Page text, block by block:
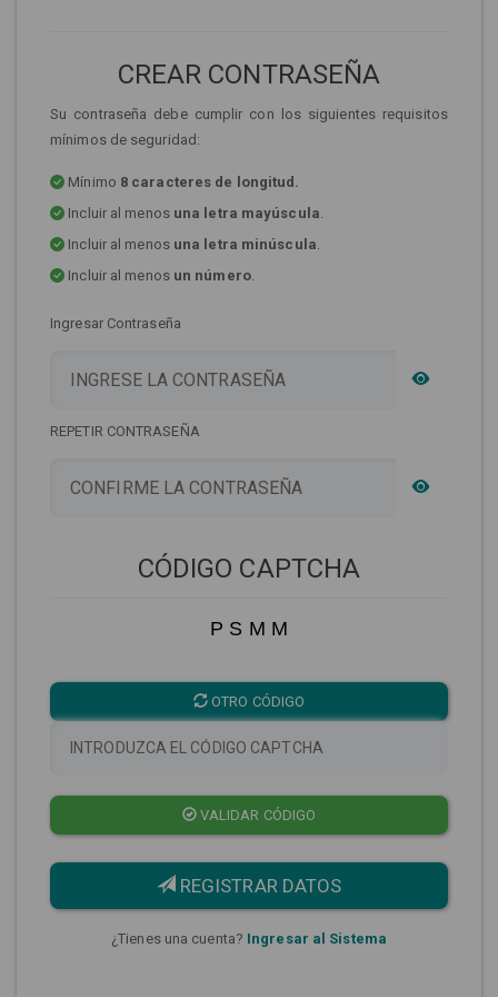
CREAR CONTRASEÑA
Su contraseña debe cumplir con los siguientes requisitos
mínimos de seguridad:
Mínimo 8 caracteres de longitud.
Incluir al menos una letra mayúscula.
Incluir al menos una letra minúscula.
Incluir al menos un número.
Ingresar Contraseña
REPETIR CONTRASEÑA
CÓDIGO CAPTCHA
P S M M
OTRO CÓDIGO
VALIDAR CÓDIGO
REGISTRAR DATOS
¿Tienes una cuenta? Ingresar al Sistema